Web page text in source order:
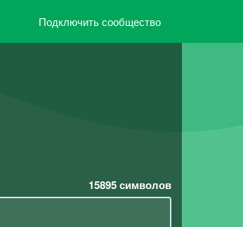
Подключить сообщество
15895символов